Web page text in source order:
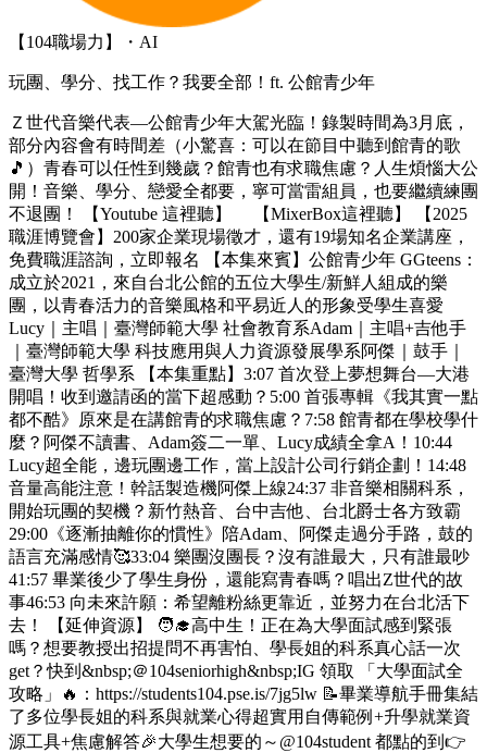
【104職場力】・AI
玩團、學分、找工作？我要全部！ft. 公館青少年
Ｚ世代音樂代表—公館青少年大駕光臨！錄製時間為3月底，
部分內容會有時間差（小驚喜：可以在節目中聽到館青的歌
🎵）青春可以任性到幾歲？館青也有求職焦慮？人生煩惱大公
開！音樂、學分、戀愛全都要，寧可當雷組員，也要繼續練團
不退團！ 【Youtube 這裡聽】 【MixerBox這裡聽】 【2025
職涯博覽會】200家企業現場徵才，還有19場知名企業講座，
免費職涯諮詢，立即報名 【本集來賓】公館青少年 GGteens：
成立於2021，來自台北公館的五位大學生/新鮮人組成的樂
團，以青春活力的音樂風格和平易近人的形象受學生喜愛
Lucy｜主唱｜臺灣師範大學 社會教育系Adam｜主唱+吉他手
｜臺灣師範大學 科技應用與人力資源發展學系阿傑｜鼓手｜
臺灣大學 哲學系 【本集重點】3:07 首次登上夢想舞台—大港
開唱！收到邀請函的當下超感動？5:00 首張專輯《我其實一點
都不酷》原來是在講館青的求職焦慮？7:58 館青都在學校學什
麼？阿傑不讀書、Adam簽二一單、Lucy成績全拿A！10:44
Lucy超全能，邊玩團邊工作，當上設計公司行銷企劃！14:48
音量高能注意！幹話製造機阿傑上線24:37 非音樂相關科系，
開始玩團的契機？新竹熱音、台中吉他、台北爵士各方致霸
29:00《逐漸抽離你的慣性》陪Adam、阿傑走過分手路，鼓的
語言充滿感情🥰33:04 樂團沒團長？沒有誰最大，只有誰最吵
41:57 畢業後少了學生身份，還能寫青春嗎？唱出Z世代的故
事46:53 向未來許願：希望離粉絲更靠近，並努力在台北活下
去！ 【延伸資源】 🧑‍🎓高中生！正在為大學面試感到緊張
嗎？想要教授出招提問不再害怕、學長姐的科系真心話一次
get？快到&nbsp;＠104seniorhigh&nbsp;IG 領取 「大學面試全
攻略」🔥：https://students104.pse.is/7jg5lw 📝畢業導航手冊集結
了多位學長姐的科系與就業心得超實用自傳範例+升學就業資
源工具+焦慮解答🎉大學生想要的～@104student 都點的到👉